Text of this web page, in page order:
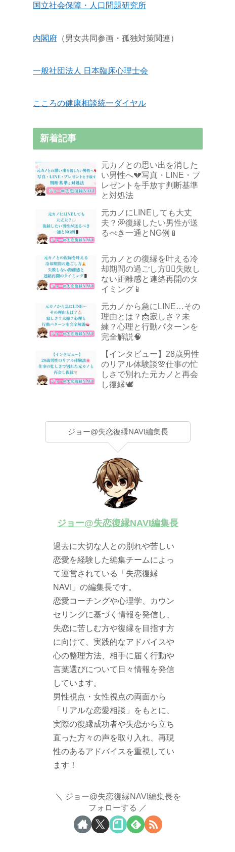
国立社会保障・人口問題研究所
内閣府 （男女共同参画・孤独対策関連）
一般社団法人 日本臨床心理士会
こころの健康相談統一ダイヤル
新着記事
元カノとの思い出を消した
い男性へ💔写真・LINE・プ
レゼントを手放す判断基準
と対処法
元カノにLINEしても大丈
夫？💭復縁したい男性が送
るべき一通とNG例📱
元カノとの復縁を叶える冷
却期間の過ごし方🧘‍♂️失敗し
ない距離感と連絡再開のタ
イミング📱
元カノから急にLINE…その
理由とは？📩寂しさ？未
練？心理と行動パターンを
完全解説🧠
【インタビュー】28歳男性
のリアル体験談🌸仕事の忙
しさで別れた元カノと再会
し復縁🕊️
ジョー@失恋復縁NAVI編集長
ジョー@失恋復縁NAVI編集長
過去に大切な人との別れや苦しい
恋愛を経験した編集チームによっ
て運営されている「失恋復縁
NAVI」の編集長です。
恋愛コーチングや心理学、カウン
セリングに基づく情報を発信し、
失恋に苦しむ方や復縁を目指す方
に向けて、実践的なアドバイスや
心の整理方法、相手に届く行動や
言葉選びについて日々情報を発信
しています。
男性視点・女性視点の両面から
「リアルな恋愛相談」をもとに、
実際の復縁成功者や失恋から立ち
直った方々の声を取り入れ、再現
性のあるアドバイスを重視してい
ます！
ジョー@失恋復縁NAVI編集長を
フォローする